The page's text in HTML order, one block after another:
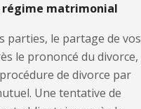
régime matrimonial
parties, le partage de vos
le prononcé du divorce,
de divorce par
Une tentative de